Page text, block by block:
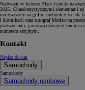
Nadwozie w kolorze Black Gravite
2025. Charakterystycznymi elementami
umieszczony na grillu, niebieskie zaciski
i błotnikach oraz autograf Morizo na
przeszyciami, pionową dźwignię hamulca
numerem seryjnym.
Kontakt
Napisz do nas
Samochody
Samochody
Samochody osobowe